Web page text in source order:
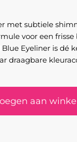
met subtiele
voor een frisse
Eyeliner is dé
draagbare
aan